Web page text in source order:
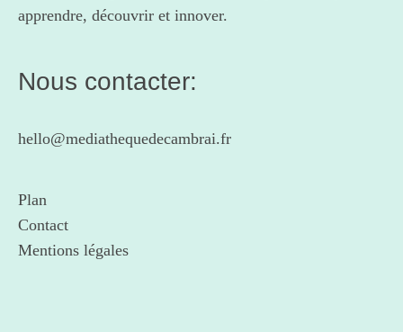
apprendre, découvrir et innover.
Nous contacter:
hello@mediathequedecambrai.fr
Plan
Contact
Mentions légales